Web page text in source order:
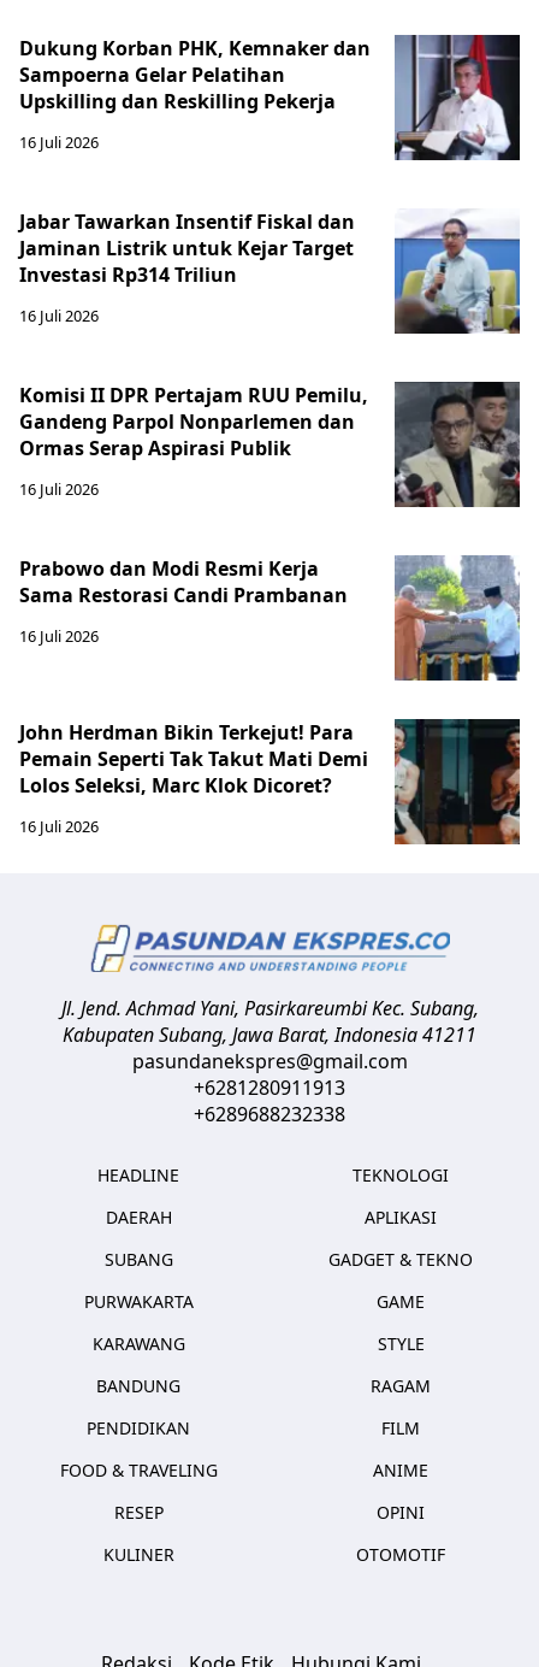
Dukung Korban PHK, Kemnaker dan
Sampoerna Gelar Pelatihan
Upskilling dan Reskilling Pekerja
16 Juli 2026
Jabar Tawarkan Insentif Fiskal dan
Jaminan Listrik untuk Kejar Target
Investasi Rp314 Triliun
16 Juli 2026
Komisi II DPR Pertajam RUU Pemilu,
Gandeng Parpol Nonparlemen dan
Ormas Serap Aspirasi Publik
16 Juli 2026
Prabowo dan Modi Resmi Kerja
Sama Restorasi Candi Prambanan
16 Juli 2026
John Herdman Bikin Terkejut! Para
Pemain Seperti Tak Takut Mati Demi
Lolos Seleksi, Marc Klok Dicoret?
16 Juli 2026
Jl. Jend. Achmad Yani, Pasirkareumbi Kec. Subang,
Kabupaten Subang, Jawa Barat,Indonesia41211
pasundanekspres@gmail.com
+6281280911913
+6289688232338
HEADLINE
DAERAH
SUBANG
PURWAKARTA
KARAWANG
BANDUNG
PENDIDIKAN
FOOD & TRAVELING
RESEP
KULINER
TEKNOLOGI
APLIKASI
GADGET & TEKNO
GAME
STYLE
RAGAM
FILM
ANIME
OPINI
OTOMOTIF